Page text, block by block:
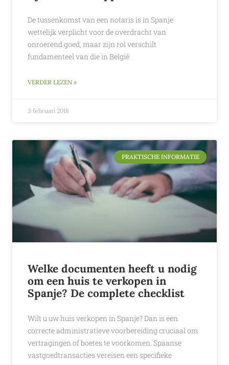
De tussenkomst van een notaris is in Spanje
wettelijk verplicht voor de overdracht van
onroerend goed, maar zijn rol verschilt
fundamenteel van die in België
VERDER LEZEN »
3 februari 2018
PRAKTISCHE INFORMATIE
Welke documenten heeft u nodig
om een huis te verkopen in
Spanje? De complete checklist
Wilt u uw huis verkopen in Spanje? Dan is een
correcte administratieve voorbereiding cruciaal om
vertragingen of boetes te voorkomen. Spaanse
vastgoedtransacties vereisen een specifieke